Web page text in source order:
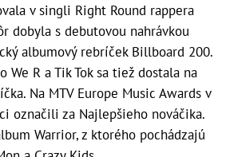
v singli Right Round rappera
dobyla s debutovou nahrávkou
albumový rebríček Billboard 200.
We R a Tik Tok sa tiež dostala na
Na MTV Europe Music Awards v
označili za Najlepšieho nováčika.
Warrior, z ktorého pochádzajú